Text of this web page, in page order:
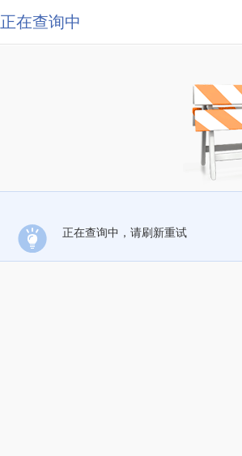
正在查询中
正在查询中，请刷新重试